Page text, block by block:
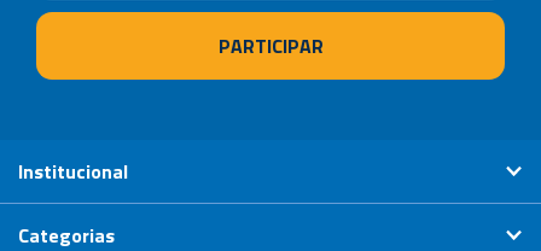
Institucional
Categorias